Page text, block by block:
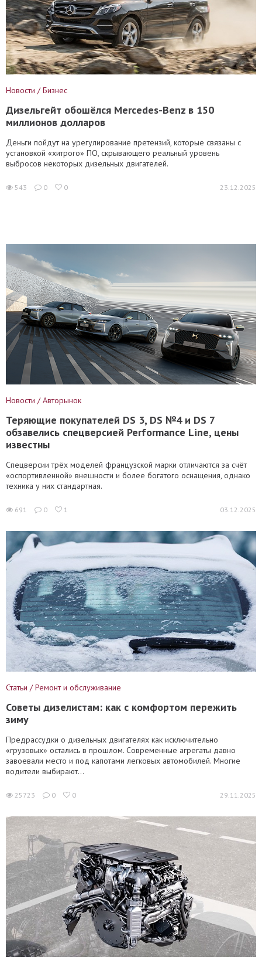
Новости / Бизнес
Дизельгейт обошёлся Mercedes-Benz в 150
миллионов долларов
Деньги пойдут на урегулирование претензий, которые связаны с
установкой «хитрого» ПО, скрывающего реальный уровень
выбросов некоторых дизельных двигателей.
543 0 0 23.12.2025
Новости / Авторынок
Теряющие покупателей DS 3, DS №4 и DS 7
обзавелись спецверсией Performance Line, цены
известны
Спецверсии трёх моделей французской марки отличаются за счёт
«оспортивленной» внешности и более богатого оснащения, однако
техника у них стандартная.
691 0 1 03.12.2025
Статьи / Ремонт и обслуживание
Советы дизелистам: как с комфортом пережить
зиму
Предрассудки о дизельных двигателях как исключительно
«грузовых» остались в прошлом. Современные агрегаты давно
завоевали место и под капотами легковых автомобилей. Многие
водители выбирают...
25723 0 0 29.11.2025